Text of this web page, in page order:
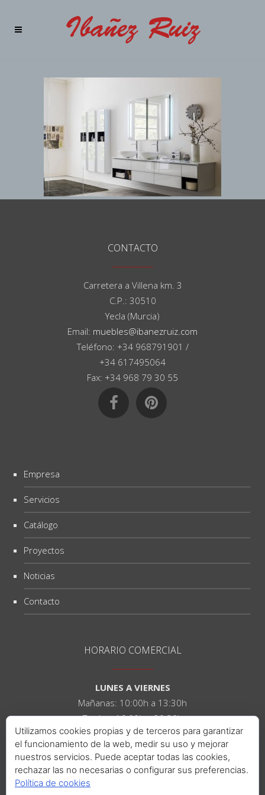
CONTACTO
Carretera a Villena km. 3
C.P.: 30510
Yecla (Murcia)
Email: muebles@ibanezruiz.com
Teléfono: +34 968791901 /
+34 617495064
Fax: +34 968 79 30 55
Empresa
Servicios
Catálogo
Proyectos
Noticias
Contacto
HORARIO COMERCIAL
LUNES A VIERNES
Mañanas: 10:00h a 13:30h
Tardes: 16:00h a 20:30h
SÁBADOS
Mañanas: 10:00h a 14:00h
Tardes: 16:00h a 21:00h
Utilizamos cookies propias y de terceros para garantizar
el funcionamiento de la web, medir su uso y mejorar
nuestros servicios. Puede aceptar todas las cookies,
rechazar las no necesarias o configurar sus preferencias.
Política de cookies